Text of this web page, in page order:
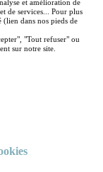
et amélioration de
de services... Pour plus
dans nos pieds de
"Tout refuser" ou
sur notre site.